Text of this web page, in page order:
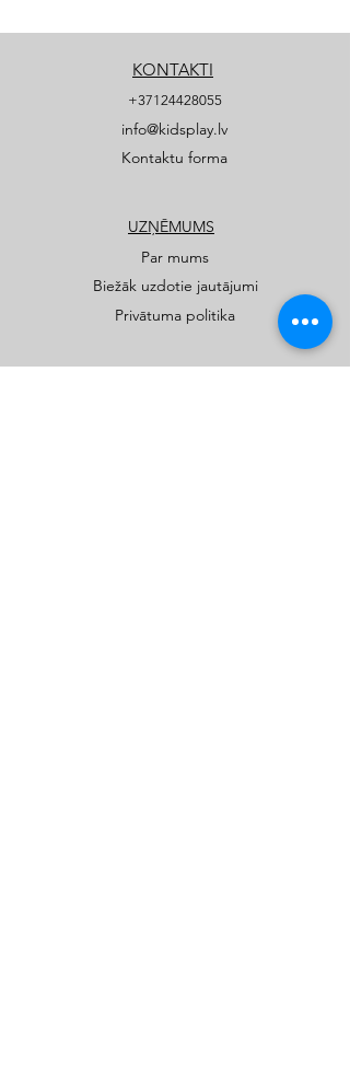
KONTAKTI
+37124428055
info@kidsplay.lv
Kontaktu forma
UZŅĒMUMS
Par mums
Biežāk uzdotie jautājumi
Privātuma politika